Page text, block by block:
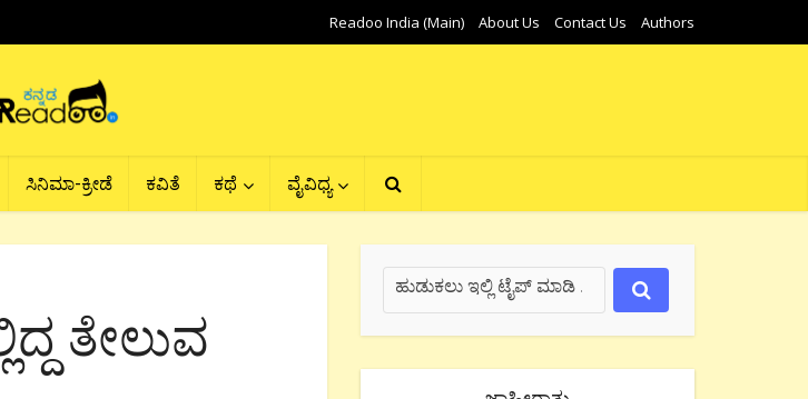
Readoo India (Main) About Us Contact Us Authors
ಸಿನಿಮಾ-ಕ್ರೀಡೆ ಕವಿತೆ ಕಥೆ ವೈವಿಧ್ಯ
ತೇಲುವ